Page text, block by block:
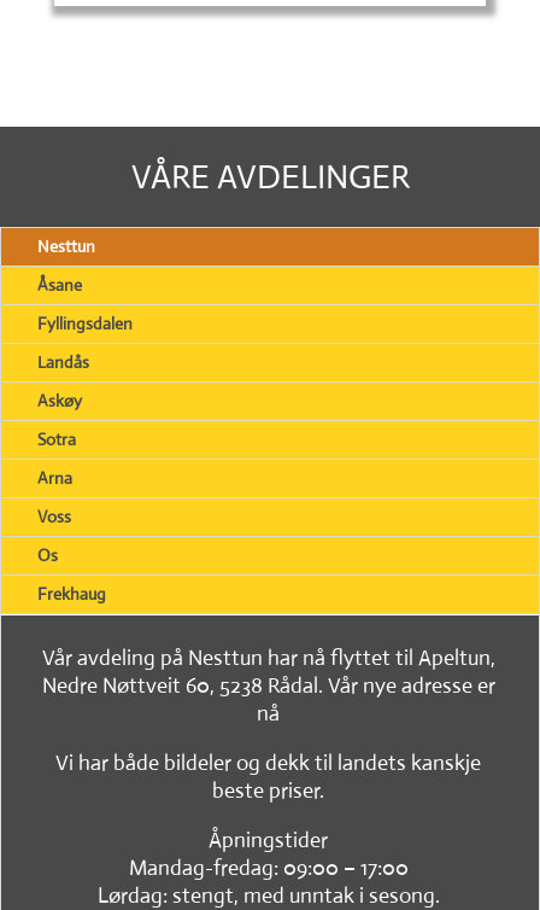
VÅRE AVDELINGER
Nesttun
Åsane
Fyllingsdalen
Landås
Askøy
Sotra
Arna
Voss
Os
Frekhaug
Vår avdeling på Nesttun har nå flyttet til Apeltun,
Nedre Nøttveit 60, 5238 Rådal. Vår nye adresse er
nå
Vi har både bildeler og dekk til landets kanskje
beste priser.
Åpningstider
Mandag-fredag: 09:00 – 17:00
Lørdag: stengt, med unntak i sesong.